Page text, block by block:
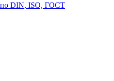
DIN, ISO, ГОСТ